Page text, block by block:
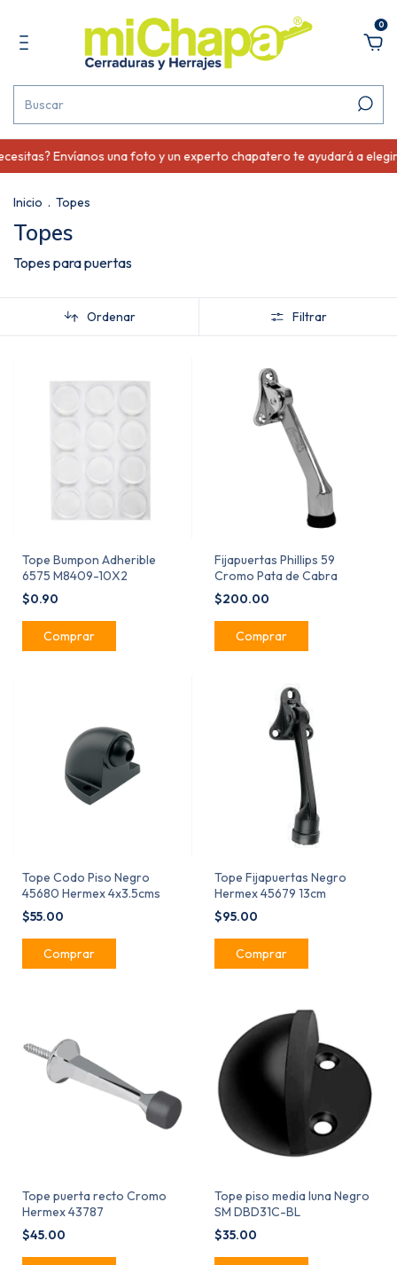
0
Envíanos una foto y un experto chapatero te ayudará a elegir.
Inicio . Topes
Topes
Topes para puertas
Ordenar Filtrar
Tope Bumpon Adherible
6575 M8409-10X2
$0.90
Fijapuertas Phillips 59
Cromo Pata de Cabra
$200.00
Tope Codo Piso Negro
45680 Hermex 4x3.5cms
$55.00
Tope Fijapuertas Negro
Hermex 45679 13cm
$95.00
Tope puerta recto Cromo
Hermex 43787
$45.00
Tope piso media luna Negro
SM DBD31C-BL
$35.00